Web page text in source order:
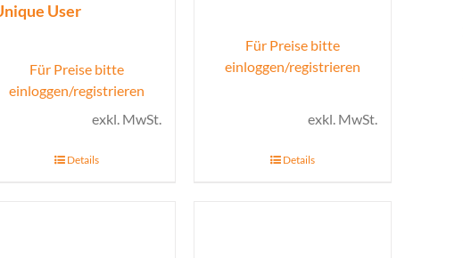
User
Für Preise bitte
einloggen/registrieren
exkl. MwSt.
Details
Für Preise bitte
einloggen/registrieren
exkl. MwSt.
Details